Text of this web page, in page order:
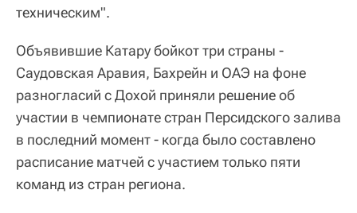
техническим".
Объявившие Катару бойкот три страны -
Саудовская Аравия, Бахрейн и ОАЭ на фоне
разногласий с Дохой приняли решение об
участии в чемпионате стран Персидского залива
в последний момент - когда было составлено
расписание матчей с участием только пяти
команд из стран региона.